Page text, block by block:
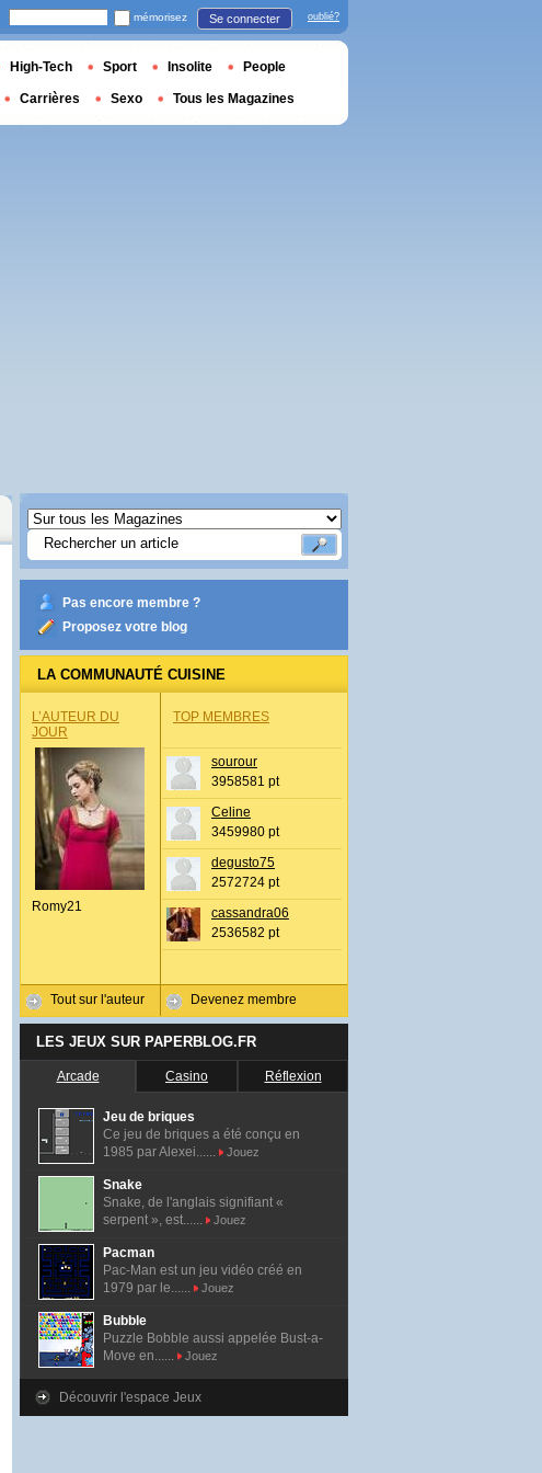
Pas encore membre ?
Proposez votre blog
LA COMMUNAUTÉ CUISINE
L’AUTEUR DU
JOUR
Romy21
Tout sur l'auteur
TOP MEMBRES
sourour
3958581 pt
Celine
3459980 pt
degusto75
2572724 pt
cassandra06
2536582 pt
Devenez membre
LES JEUX SUR PAPERBLOG.FR
Arcade Casino Réflexion
Jeu de briques
Ce jeu de briques a été conçu en
1985 par Alexei......
Jouez
Snake
Snake, de l'anglais signifiant «
serpent », est......
Jouez
Pacman
Pac-Man est un jeu vidéo créé en
1979 par le......
Jouez
Bubble
Puzzle Bobble aussi appelée Bust-a-
Move en......
Jouez
Découvrir l'espace Jeux
mémorisez Se connecter oublié?
High-Tech Sport Insolite People
Carrières Sexo Tous les Magazines